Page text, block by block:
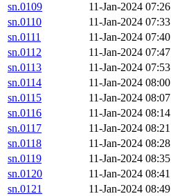
sn.0109
11-Jan-2024 07:26
sn.0110
11-Jan-2024 07:33
sn.0111
11-Jan-2024 07:40
sn.0112
11-Jan-2024 07:47
sn.0113
11-Jan-2024 07:53
sn.0114
11-Jan-2024 08:00
sn.0115
11-Jan-2024 08:07
sn.0116
11-Jan-2024 08:14
sn.0117
11-Jan-2024 08:21
sn.0118
11-Jan-2024 08:28
sn.0119
11-Jan-2024 08:35
sn.0120
11-Jan-2024 08:41
sn.0121
11-Jan-2024 08:49